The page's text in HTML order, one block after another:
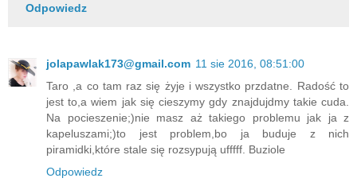
Odpowiedz
jolapawlak173@gmail.com 11 sie 2016, 08:51:00
Taro ,a co tam raz się żyje i wszystko przdatne. Radość to
jest to,a wiem jak się cieszymy gdy znajdujdmy takie cuda.
Na pocieszenie;)nie masz aż takiego problemu jak ja z
kapeluszami;)to jest problem,bo ja buduje z nich
piramidki,które stale się rozsypują ufffff. Buziole
Odpowiedz